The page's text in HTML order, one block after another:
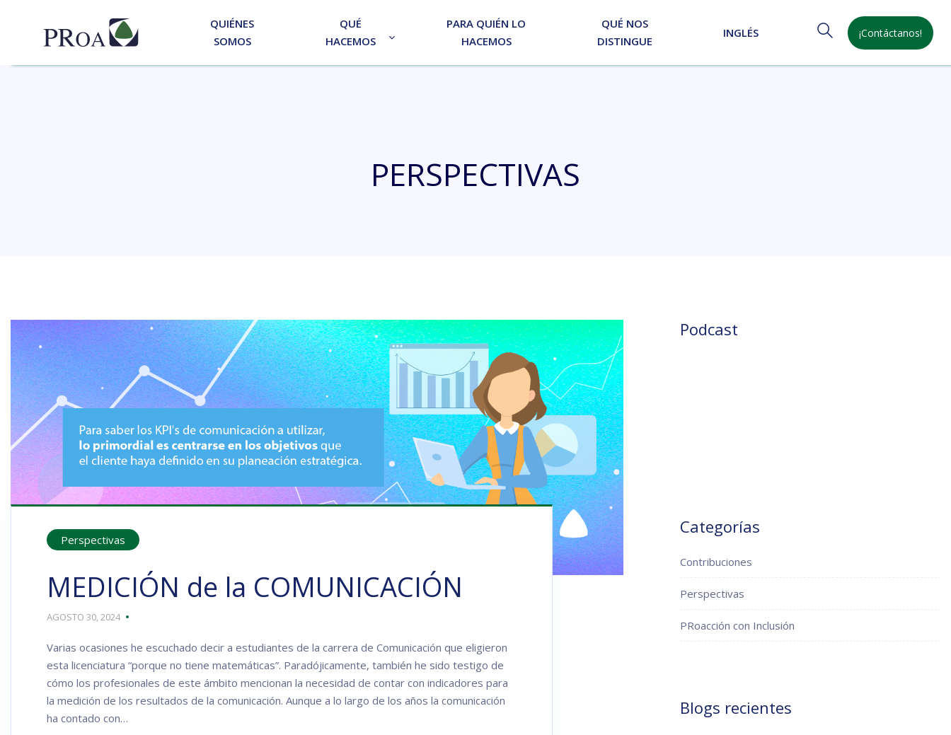
QUIÉNES
SOMOS
QUÉ
HACEMOS
PARA QUIÉN LO
HACEMOS
QUÉ NOS
DISTINGUE
INGLÉS ¡Contáctanos!
PERSPECTIVAS
Perspectivas
MEDICIÓN de la COMUNICACIÓN
AGOSTO 30, 2024
Varias ocasiones he escuchado decir a estudiantes de la carrera de Comunicación que eligieron
esta licenciatura “porque no tiene matemáticas”. Paradójicamente, también he sido testigo de
cómo los profesionales de este ámbito mencionan la necesidad de contar con indicadores para
la medición de los resultados de la comunicación. Aunque a lo largo de los años la comunicación
ha contado con…
Podcast
Categorías
Contribuciones
Perspectivas
PRoacción con Inclusión
Blogs recientes